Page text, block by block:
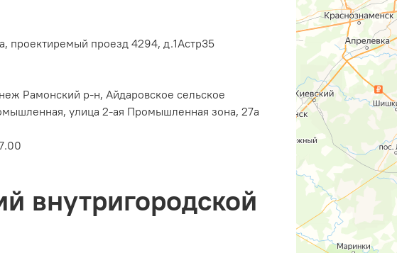
проектиремый проезд 4294, д.1Астр35
Рамонский р-н, Айдаровское сельское
улица 2-ая Промышленная зона, 27а
внутригородской